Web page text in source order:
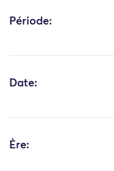
Période:
Date:
Ère: